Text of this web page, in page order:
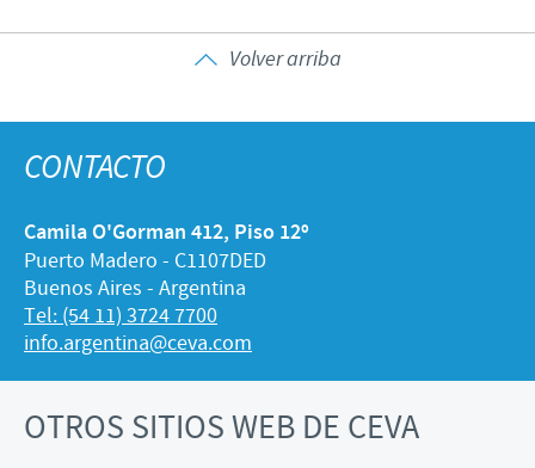
Volver arriba
CONTACTO
Camila O'Gorman 412, Piso 12º
Puerto Madero - C1107DED
Buenos Aires - Argentina
Tel: (54 11) 3724 7700
info.argentina@ceva.com
OTROS SITIOS WEB DE CEVA